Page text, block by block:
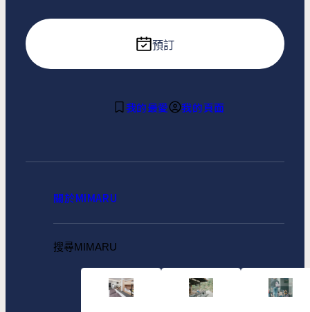
預訂
我的最愛 我的頁面
關於MIMARU
搜尋MIMARU